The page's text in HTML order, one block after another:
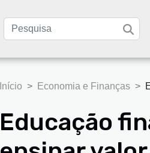
Início Economia e Finanças
Educação